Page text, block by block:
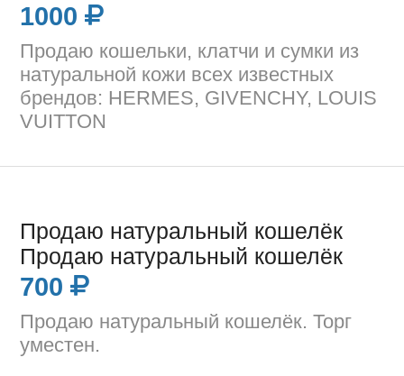
1000
Продаю кошельки, клатчи и сумки из
натуральной кожи всех известных
брендов: HERMES, GIVENCHY, LOUIS
VUITTON
Продаю натуральный кошелёк
Продаю натуральный кошелёк
700
Продаю натуральный кошелёк. Торг
уместен.